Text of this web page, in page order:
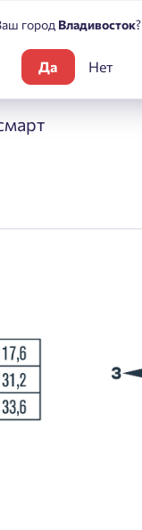
Футурист
город Владивосток?
Да Нет